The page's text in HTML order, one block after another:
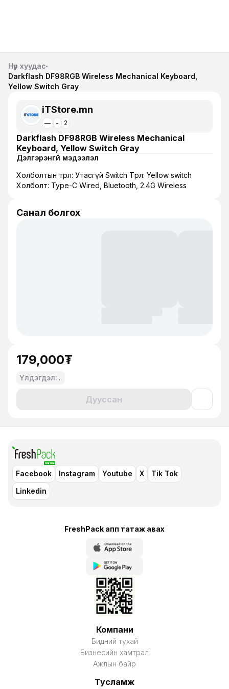
Нүүр хуудас
Darkflash DF98RGB Wireless Mechanical Keyboard,
Yellow Switch Gray
iTStore.mn
— - 2
Darkflash DF98RGB Wireless Mechanical
Keyboard, Yellow Switch Gray
Дэлгэрэнгүй мэдээлэл
Холболтын төрөл: Утасгүй Switch Төрөл: Yellow switch
Холболт: Type-C Wired, Bluetooth, 2.4G Wireless
Санал болгох
179,000₮
Үлдэгдэл:...
Дууссан
Facebook Instagram Youtube X
Tik Tok
Linkedin
FreshPack апп татаж авaх
Компани
Бидний тухай
Бизнесийн хамтрал
Ажлын байр
Тусламж